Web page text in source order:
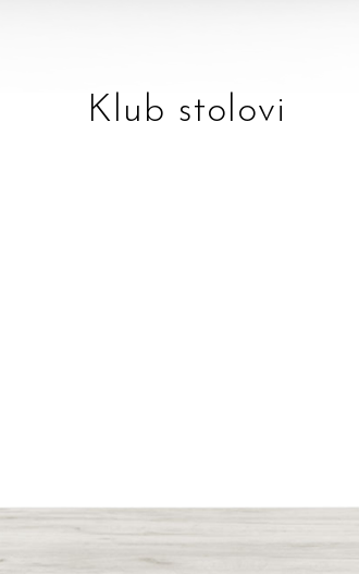
Klub stolovi